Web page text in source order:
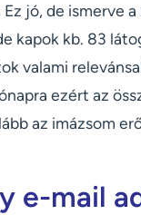
jó, de ismerve
kapok kb. 83
valami
ezért az
az imázsom
e-mail